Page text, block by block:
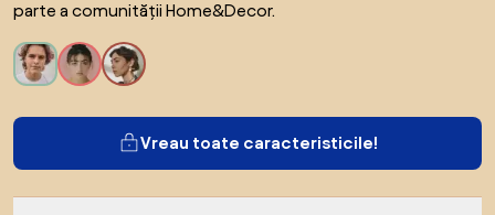
parte a comunității Home&Decor.
Vreau toate caracteristicile!